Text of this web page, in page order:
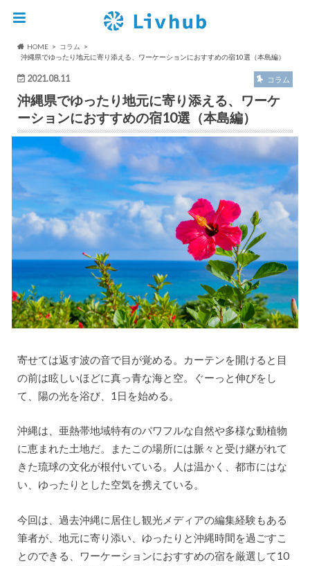
HOME
コラム
沖縄県でゆったり地元に寄り添える、ワーケーションにおすすめの宿10選（本島編）
2021.08.11 コラム
沖縄県でゆったり地元に寄り添える、ワーケ
ーションにおすすめの宿10選（本島編）
寄せては返す波の音で目が覚める。カーテンを開けると目
の前は眩しいほどに真っ青な海と空。ぐーっと伸びをし
て、陽の光を浴び、1日を始める。
沖縄は、亜熱帯地域特有のパワフルな自然や多様な動植物
に恵まれた土地だ。またこの場所には脈々と受け継がれて
きた琉球の文化が根付いている。人は温かく、都市にはな
い、ゆったりとした空気を携えている。
今回は、過去沖縄に居住し観光メディアの編集経験もある
筆者が、地元に寄り添い、ゆったりと沖縄時間を過ごすこ
とのできる、ワーケーションにおすすめの宿を厳選して10